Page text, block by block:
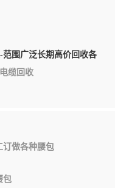
围广泛长期高价回收各
缆回收
订做各种腰包
包